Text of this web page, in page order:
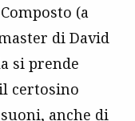
(a
di David
si prende
certosino
anche di